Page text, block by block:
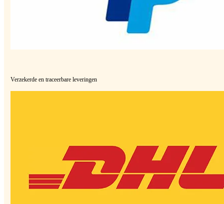
Verzekerde en traceerbare leveringen